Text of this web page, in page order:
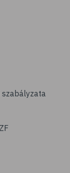
szabályzata